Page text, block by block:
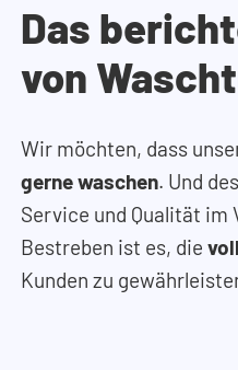
Das
von
Wir möchten, dass
gerne waschen. Und
Service und Qualität im
Bestreben ist es, die
Kunden zu